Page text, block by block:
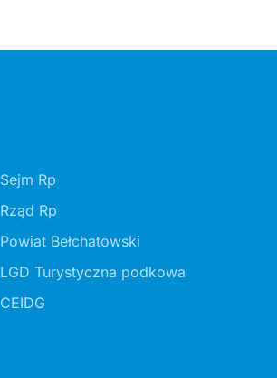
Sejm Rp
Rząd Rp
Powiat Bełchatowski
LGD Turystyczna podkowa
CEIDG